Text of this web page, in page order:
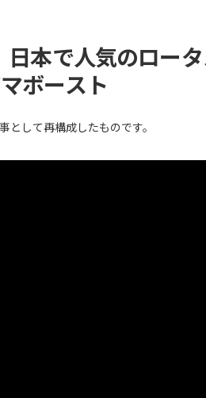
本で人気のロー
ボースト
して再構成したものです。